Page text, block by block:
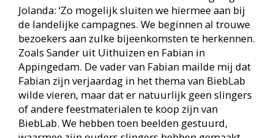
complete studio met uitrusting, maar ook
mentaal. Vooral tijdens de livesessies moet je snel
kunnen denken en ad rem inspelen op reacties
van de kijkers. Dat lukt steeds beter. Jeroen en ik
vullen elkaar goed aan. Jeroen is creatief, speels,
open en ontwapenend. Hij spreekt duidelijk de
taal van de jeugd. Ik houd het overzicht en
“bewaak” waar we heen gaan.’